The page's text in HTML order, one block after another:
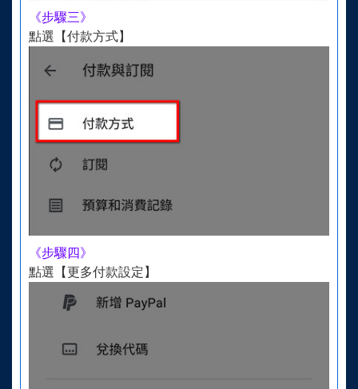
《步驟三》
點選【付款方式】
《步驟四》
點選【更多付款設定】